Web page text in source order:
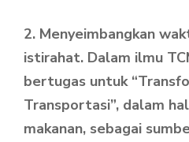
2. Menyeimbangkan
istirahat. Dalam ilmu
bertugas untuk
Transportasi”, dalam
makanan, sebagai